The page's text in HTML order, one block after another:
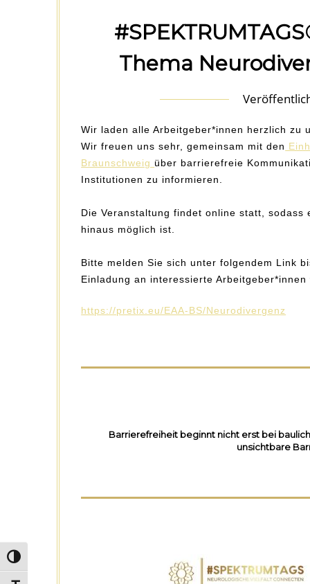
Umschalten auf hohe Kontraste
Thema
Wir laden alle Arbeitgeber*innen herzlich zu
Wir freuen uns sehr, gemeinsam mit den
Braunschweig über barrierefreie
Institutionen zu informieren.
Die Veranstaltung findet online statt, sodass
hinaus möglich ist.
Bitte melden Sie sich unter folgendem Link
Einladung an interessierte Arbeitgeber*innen
https://pretix.eu/EAA-BS/Neurodivergenz
Barrierefreiheit beginnt nicht erst bei
unsichtbare